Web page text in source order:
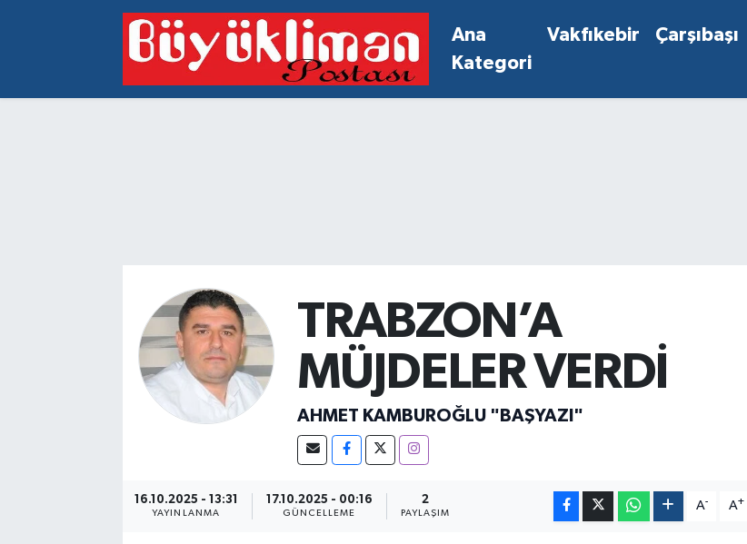
Ana
Kategori
Vakfıkebir Çarşıbaşı
TRABZON’A
MÜJDELER VERDİ
AHMET KAMBUROĞLU "BAŞYAZI"
16.10.2025 - 13:31
YAYINLANMA
17.10.2025 - 00:16
GÜNCELLEME
2
PAYLAŞIM
A- A+
Vakfıkebir Hava Durumu